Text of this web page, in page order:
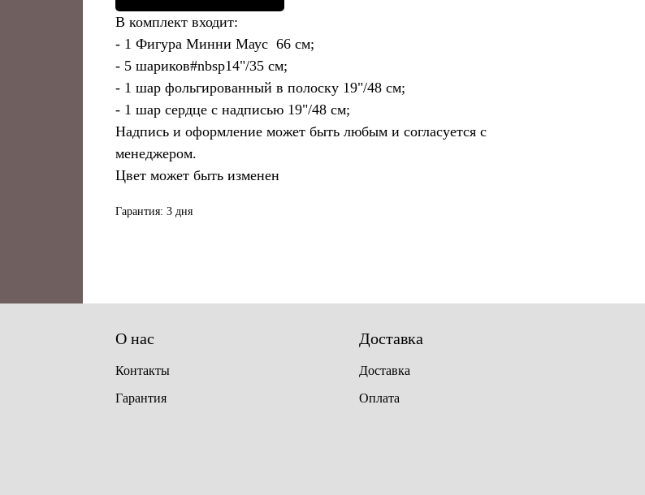
В комплект входит:
- 1 Фигура Минни Маус 66 см;
- 5 шариков#nbsp14"/35 см;
- 1 шар фольгированный в полоску 19"/48 см;
- 1 шар сердце с надписью 19"/48 см;
Надпись и оформление может быть любым и согласуется с
менеджером.
Цвет может быть изменен
Гарантия: 3 дня
О нас
Контакты
Гарантия
Доставка
Доставка
Оплата